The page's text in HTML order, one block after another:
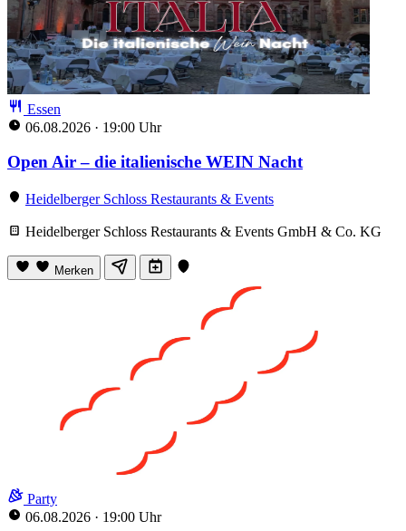
Essen
06.08.2026 · 19:00 Uhr
Open Air – die italienische WEIN Nacht
Heidelberger Schloss Restaurants & Events
Heidelberger Schloss Restaurants & Events GmbH & Co. KG
Merken
Party
06.08.2026 · 19:00 Uhr